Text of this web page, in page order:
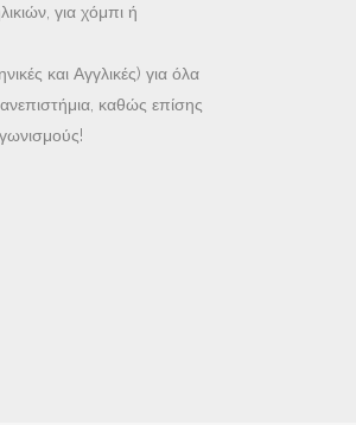
για χόμπι ή
και Αγγλικές) για όλα
καθώς επίσης